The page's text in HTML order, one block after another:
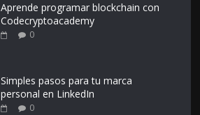
Aprende programar blockchain con
Codecryptoacademy
0
Simples pasos para tu marca
personal en LinkedIn
0